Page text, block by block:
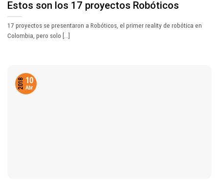
Estos son los 17 proyectos Robóticos
17 proyectos se presentaron a Robóticos, el primer reality de robótica en
Colombia, pero solo [...]
10
Abr
2018